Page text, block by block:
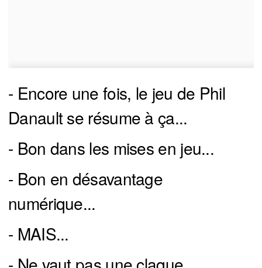
- Encore une fois, le jeu de Phil
Danault se résume à ça...
- Bon dans les mises en jeu...
- Bon en désavantage
numérique...
- MAIS...